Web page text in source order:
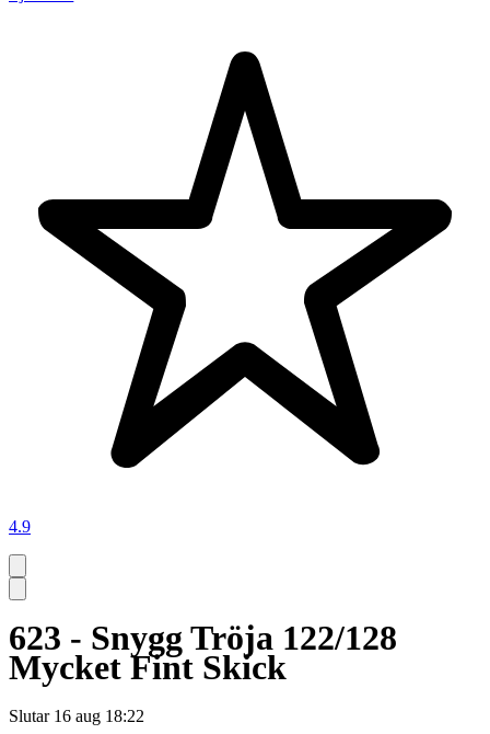
4.9
623 - Snygg Tröja 122/128
Mycket Fint Skick
Slutar 16 aug 18:22